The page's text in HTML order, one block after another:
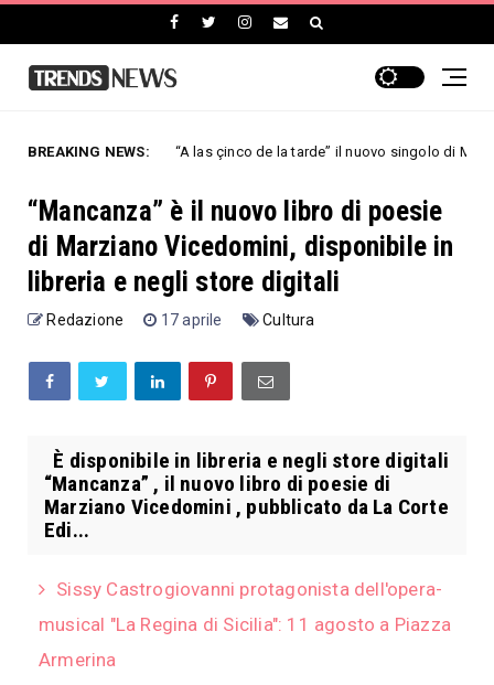
BREAKING NEWS:
Musica “A las çinco de la tarde” il nuovo singolo di Mimmo
“Mancanza” è il nuovo libro di poesie
di Marziano Vicedomini, disponibile in
libreria e negli store digitali
Redazione 17 aprile Cultura
È disponibile in libreria e negli store digitali
“Mancanza” , il nuovo libro di poesie di
Marziano Vicedomini , pubblicato da La Corte
Edi...
Sissy Castrogiovanni protagonista dell'opera-
musical "La Regina di Sicilia": 11 agosto a Piazza
Armerina